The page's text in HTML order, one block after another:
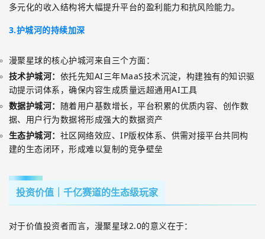
多元化的收入结构将大幅提升平台的盈利能力和抗风险能力。
3.护城河的持续加深
漫聚星球的核心护城河来自三个方面：
技术护城河： 依托先知AI三年MaaS技术沉淀，构建独有的知识驱
动提示词体系，确保内容生成质量远超通用AI工具
数据护城河： 随着用户基数增长，平台积累的优质内容、创作数
据、用户行为数据将形成强大的数据资产
生态护城河： 社区网络效应、IP版权体系、供需对接平台共同构
建的生态闭环，形成难以复制的竞争壁垒
投资价值｜千亿赛道的生态级玩家
对于价值投资者而言，漫聚星球2.0的意义在于：